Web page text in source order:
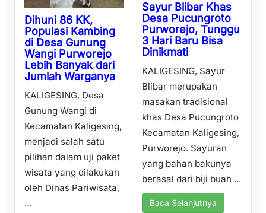
Dihuni 86 KK,
Populasi Kambing
di Desa Gunung
Wangi Purworejo
Lebih Banyak dari
Jumlah Warganya
KALIGESING, Desa
Gunung Wangi di
Kecamatan Kaligesing,
menjadi salah satu
pilihan dalam uji paket
wisata yang dilakukan
oleh Dinas Pariwisata,
...
Sayur Blibar Khas
Desa Pucungroto
Purworejo, Tunggu
3 Hari Baru Bisa
Dinikmati
KALIGESING, Sayur
Blibar merupakan
masakan tradisional
khas Desa Pucungroto
Kecamatan Kaligesing,
Purworejo. Sayuran
yang bahan bakunya
berasal dari biji buah ...
Baca Selanjutnya